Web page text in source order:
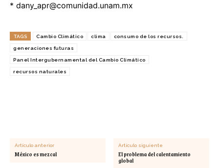
* dany_apr@comunidad.unam.mx
TAGS Cambio Climático clima consumo de los recursos.
generaciones futuras
Panel Intergubernamental del Cambio Climático
recursos naturales
Artículo anterior
México es mezcal
Artículo siguiente
El problema del calentamiento
global